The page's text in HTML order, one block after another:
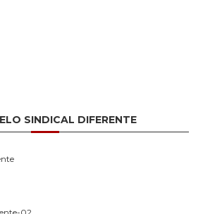
SINDICAL DIFERENTE